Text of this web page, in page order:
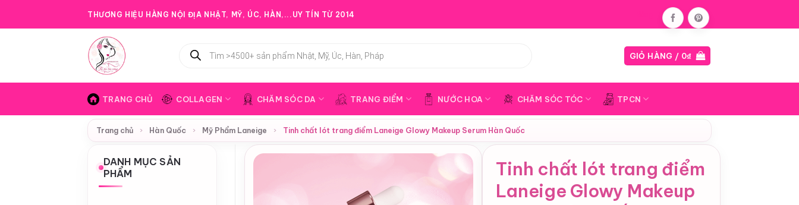
THƯƠNG HIỆU HÀNG NỘI ĐỊA NHẬT, MỸ, ÚC, HÀN,...UY TÍN TỪ 2014
kiếm
GIỎ HÀNG / 0₫
TRANG CHỦ COLLAGEN CHĂM SÓC DA TRANG ĐIỂM NƯỚC HOA CHĂM SÓC TÓC TPCN
Trang chủ › Hàn Quốc › Mỹ Phẩm Laneige › Tinh chất lót trang điểm Laneige Glowy Makeup Serum Hàn Quốc
DANH MỤC SẢN
PHẨM
Tinh chất lót trang điểm
Laneige Glowy Makeup